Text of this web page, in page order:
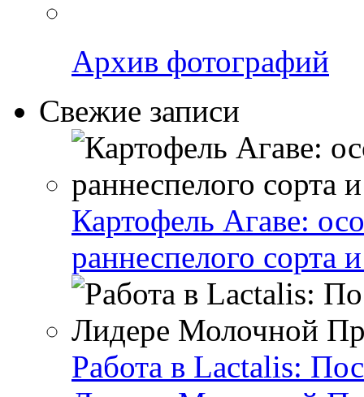
Архив фотографий
Свежие записи
Картофель Агаве:
раннеспелого сорта
Работа в Lactalis: